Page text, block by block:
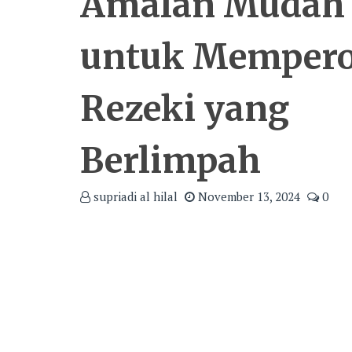
untuk
Rezeki yang
Berlimpah
supriadi al hilal November 13, 2024 0